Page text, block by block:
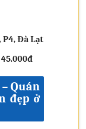
P4, Đà Lạt
Quán
đẹp ở